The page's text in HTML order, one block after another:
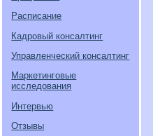
Расписание
Кадровый консалтинг
Управленческий консалтинг
Маркетинговые
исследования
Интервью
Отзывы